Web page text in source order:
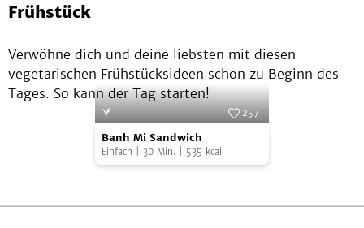
Frühstück
Verwöhne dich und deine liebsten mit diesen
vegetarischen Frühstücksideen schon zu Beginn des
Tages. So kann der Tag starten!
Banh
Mi
Sandwich
Foto:
257
Banh Mi Sandwich
Einfach 30 Min. 535 kcal